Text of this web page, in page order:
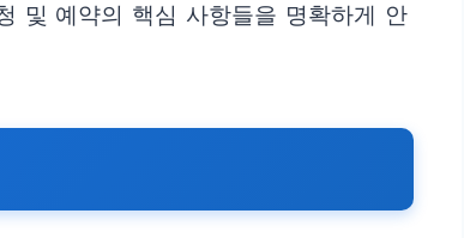
및 예약의 핵심 사항들을 명확하게 안